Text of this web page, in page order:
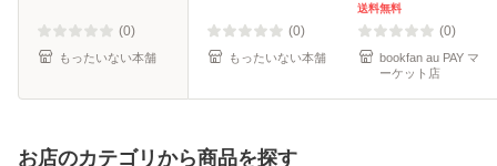
【メール便送料無
料】
(0)
もったいない本舗
(0)
もったいない本舗
送料無料
(0)
bookfan au PAY マ
ーケット店
お店のカテゴリから商品を探す